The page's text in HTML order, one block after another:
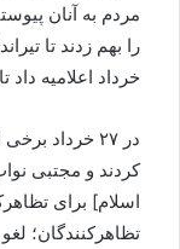
مردم به آنان
خرداد اعلامیه داد
در ۲۷ خرداد
کردند و مجتبی
اسلام] برای
تظاهرکنندگان؛